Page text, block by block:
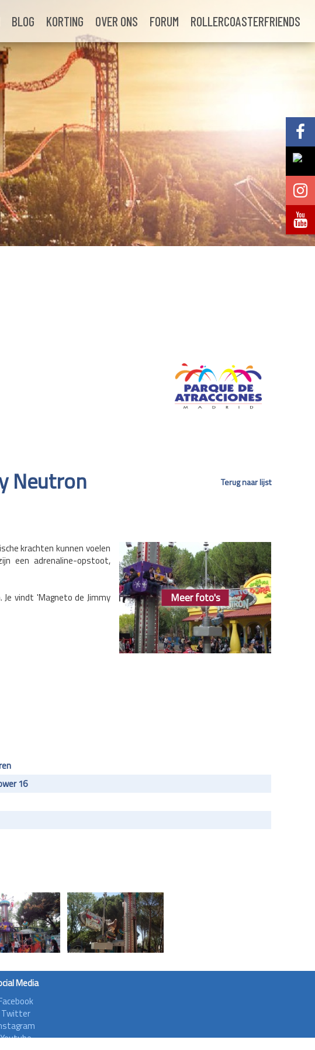
BLOG KORTING OVER ONS FORUM ROLLERCOASTERFRIENDS
Volg @Pretparkenbe
Volg @Pretparkenbe
Volg @Pretparken.be
Volg @Pretparkenbe
Neutron Terug naar lijst
Meer foto's
krachten kunnen voelen
een adrenaline-opstoot,
vindt 'Magneto de Jimmy
16
Media
Twitter
Youtube